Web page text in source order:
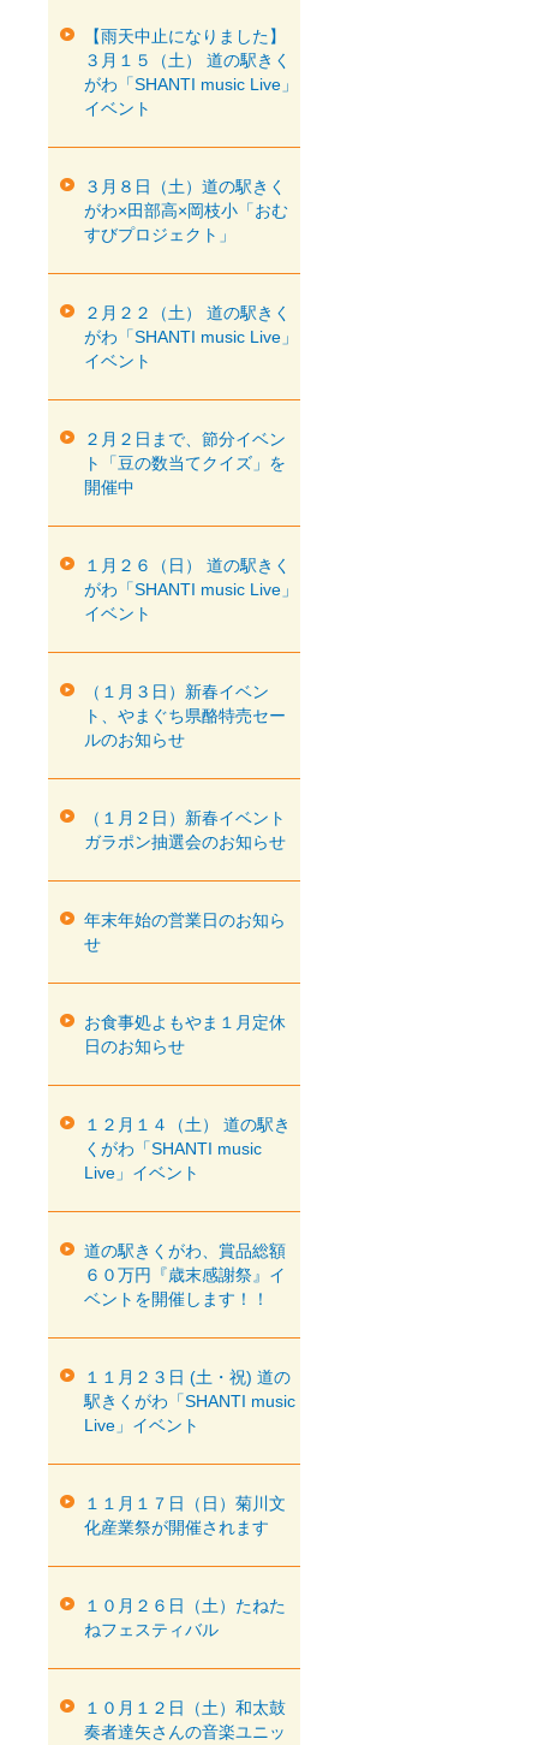
【雨天中止になりました】
３月１５（土） 道の駅きく
がわ「SHANTI music Live」
イベント
３月８日（土）道の駅きく
がわ×田部高×岡枝小「おむ
すびプロジェクト」
２月２２（土） 道の駅きく
がわ「SHANTI music Live」
イベント
２月２日まで、節分イベン
ト「豆の数当てクイズ」を
開催中
１月２６（日） 道の駅きく
がわ「SHANTI music Live」
イベント
（１月３日）新春イベン
ト、やまぐち県酪特売セー
ルのお知らせ
（１月２日）新春イベント
ガラポン抽選会のお知らせ
年末年始の営業日のお知ら
せ
お食事処よもやま１月定休
日のお知らせ
１２月１４（土） 道の駅き
くがわ「SHANTI music
Live」イベント
道の駅きくがわ、賞品総額
６０万円『歳末感謝祭』イ
ベントを開催します！！
１１月２３日 (土・祝) 道の
駅きくがわ「SHANTI music
Live」イベント
１１月１７日（日）菊川文
化産業祭が開催されます
１０月２６日（土）たねた
ねフェスティバル
１０月１２日（土）和太鼓
奏者達矢さんの音楽ユニッ